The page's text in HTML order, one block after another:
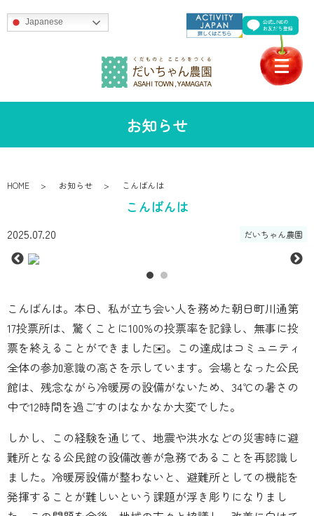
Japanese
お知らせ
HOME お知らせ こんばんは
こんばんは
2025.07.20 だいちゃん農園
こんばんは。本日、私が立ち会い人を務めた朝日町川通第
17投票所は、驚くことに100%の投票率を記録し、無事に投
票を終えることができました✉️。この達成はコミュニティ
全体の参加意識の高さを示しています。会場となった公民
館は、残念ながら冷暖房の設備がないため、34℃の暑さの
中で12時間を過ごすのはなかなか大変でした。
しかし、この経験を通じて、地震や洪水などの災害時に避
難所となる公民館の設備改善が急務であることを再認識し
ました。冷暖房設備が整わないと、避難所としての機能を
発揮することが難しいという課題が浮き彫りになりまし